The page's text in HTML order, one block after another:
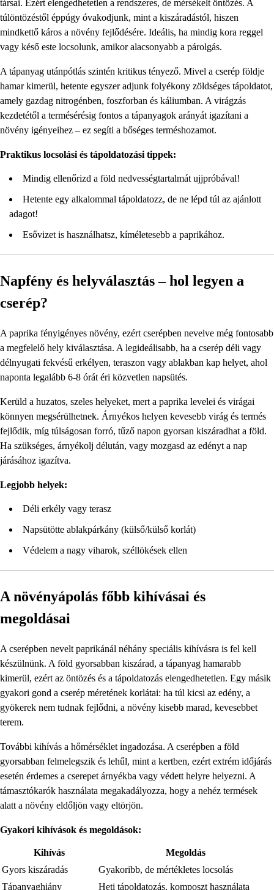
társai. Ezért elengedhetetlen a rendszeres, de mérsékelt öntözés. A
túlöntözéstől éppúgy óvakodjunk, mint a kiszáradástól, hiszen
mindkettő káros a növény fejlődésére. Ideális, ha mindig kora reggel
vagy késő este locsolunk, amikor alacsonyabb a párolgás.
A tápanyag utánpótlás szintén kritikus tényező. Mivel a cserép földje
hamar kimerül, hetente egyszer adjunk folyékony zöldséges tápoldatot,
amely gazdag nitrogénben, foszforban és káliumban. A virágzás
kezdetétől a termésérésig fontos a tápanyagok arányát igazítani a
növény igényeihez – ez segíti a bőséges terméshozamot.
Praktikus locsolási és tápoldatozási tippek:
Mindig ellenőrizd a föld nedvességtartalmát ujjpróbával!
Hetente egy alkalommal tápoldatozz, de ne lépd túl az ajánlott
adagot!
Esővizet is használhatsz, kíméletesebb a paprikához.
Napfény és helyválasztás – hol legyen a
cserép?
A paprika fényigényes növény, ezért cserépben nevelve még fontosabb
a megfelelő hely kiválasztása. A legideálisabb, ha a cserép déli vagy
délnyugati fekvésű erkélyen, teraszon vagy ablakban kap helyet, ahol
naponta legalább 6-8 órát éri közvetlen napsütés.
Kerüld a huzatos, szeles helyeket, mert a paprika levelei és virágai
könnyen megsérülhetnek. Árnyékos helyen kevesebb virág és termés
fejlődik, míg túlságosan forró, tűző napon gyorsan kiszáradhat a föld.
Ha szükséges, árnyékolj délután, vagy mozgasd az edényt a nap
járásához igazítva.
Legjobb helyek:
Déli erkély vagy terasz
Napsütötte ablakpárkány (külső/külső korlát)
Védelem a nagy viharok, széllökések ellen
A növényápolás főbb kihívásai és
megoldásai
A cserépben nevelt paprikánál néhány speciális kihívásra is fel kell
készülnünk. A föld gyorsabban kiszárad, a tápanyag hamarabb
kimerül, ezért az öntözés és a tápoldatozás elengedhetetlen. Egy másik
gyakori gond a cserép méretének korlátai: ha túl kicsi az edény, a
gyökerek nem tudnak fejlődni, a növény kisebb marad, kevesebbet
terem.
További kihívás a hőmérséklet ingadozása. A cserépben a föld
gyorsabban felmelegszik és lehűl, mint a kertben, ezért extrém időjárás
esetén érdemes a cserepet árnyékba vagy védett helyre helyezni. A
támasztókarók használata megakadályozza, hogy a nehéz termések
alatt a növény eldőljön vagy eltörjön.
Gyakori kihívások és megoldások:
Kihívás
Megoldás
Gyors kiszáradás
Gyakoribb, de mértékletes locsolás
Tápanyaghiány
Heti tápoldatozás, komposzt használata